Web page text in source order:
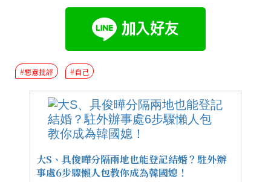
#惡意批評 #自己
大S、具俊曄分隔兩地也能登記結婚？駐外辦
事處6步驟懶人包教你成為韓國媳！